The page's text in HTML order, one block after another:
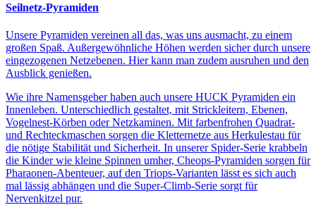
Seilnetz-Pyramiden
Unsere Pyramiden vereinen all das, was uns ausmacht, zu einem
großen Spaß. Außergewöhnliche Höhen werden sicher durch unsere
eingezogenen Netzebenen. Hier kann man zudem ausruhen und den
Ausblick genießen.
Wie ihre Namensgeber haben auch unsere HUCK Pyramiden ein
Innenleben. Unterschiedlich gestaltet, mit Strickleitern, Ebenen,
Vogelnest-Körben oder Netzkaminen. Mit farbenfrohen Quadrat-
und Rechteckmaschen sorgen die Kletternetze aus Herkulestau für
die nötige Stabilität und Sicherheit. In unserer Spider-Serie krabbeln
die Kinder wie kleine Spinnen umher, Cheops-Pyramiden sorgen für
Pharaonen-Abenteuer, auf den Triops-Varianten lässt es sich auch
mal lässig abhängen und die Super-Climb-Serie sorgt für
Nervenkitzel pur.